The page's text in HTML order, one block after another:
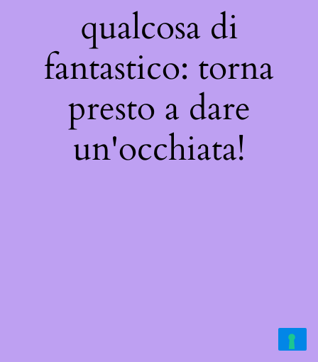
qualcosa di
fantastico: torna
presto a dare
un'occhiata!